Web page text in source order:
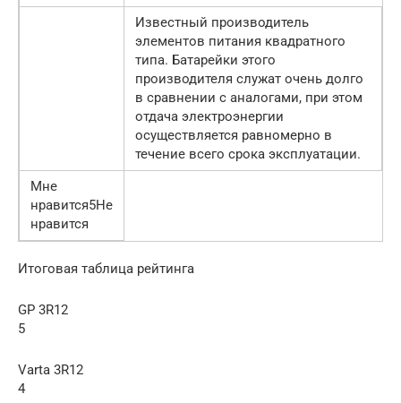
Известный производитель
элементов питания квадратного
типа. Батарейки этого
производителя служат очень долго
в сравнении с аналогами, при этом
отдача электроэнергии
осуществляется равномерно в
течение всего срока эксплуатации.
Мне
нравится5Не
нравится
Итоговая таблица рейтинга
GP 3R12
5
Varta 3R12
4